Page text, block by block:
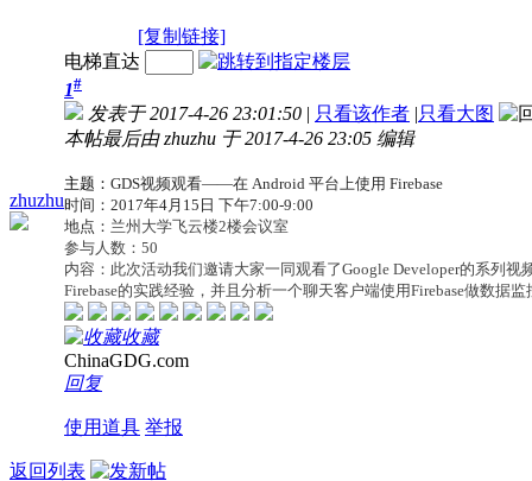
[复制链接]
zhuzhu
电梯直达
1#
发表于 2017-4-26 23:01:50 | 只看该作者 |只看大图
本帖最后由 zhuzhu 于 2017-4-26 23:05 编辑
主题： GDS视频观看——在 Android 平台上使用 Firebase
时间：2017年4月15日 下午7:00-9:00
地点： 兰州大学飞云楼2楼会议室
参与人数：50
内容： 此次活动我们邀请大家一同观看了Google Developer的系列
Firebase的实践经验，并且分析一个聊天客户端使用Firebase做数据监
收藏
ChinaGDG.com
回复
使用道具 举报
返回列表